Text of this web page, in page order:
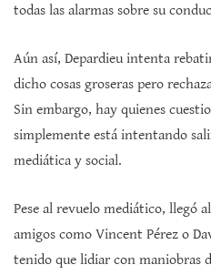
todas las alarmas sobre su
Aún así, Depardieu intenta
dicho cosas groseras pero
Sin embargo, hay quienes
simplemente está intentando
mediática y social.
Pese al revuelo mediático, llegó
amigos como Vincent Pérez o
tenido que lidiar con maniobras